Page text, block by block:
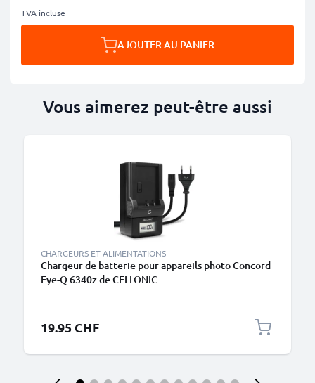
TVA incluse
AJOUTER AU PANIER
Vous aimerez peut-être aussi
CHARGEURS ET ALIMENTATIONS
Chargeur de batterie pour appareils photo Concord
Eye-Q 6340z de CELLONIC
19.95 CHF